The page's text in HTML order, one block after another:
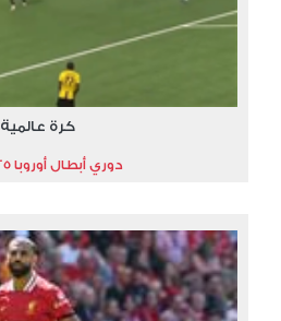
كرة عالمية
دوري أبطال أوروبا 2024/2025